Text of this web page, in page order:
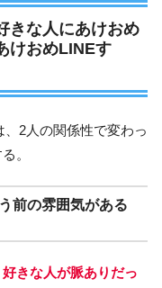
きな人にあけおめ
けおめLINEす
2人の関係性で変わっ
。
前の雰囲気がある
好きな人が脈ありだっ